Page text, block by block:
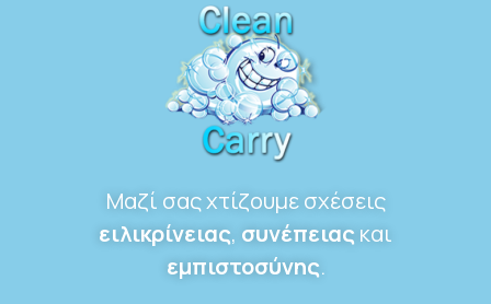
Μαζί σας χτίζουμε σχέσεις
ειλικρίνειας, συνέπειας και
εμπιστοσύνης.